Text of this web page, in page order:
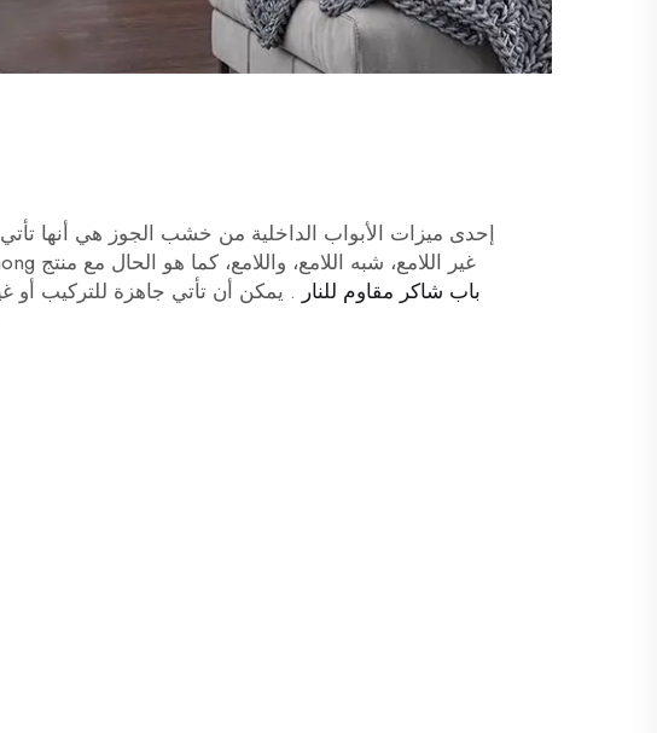
إحدى ميزات الأبواب الداخلية من خشب الجوز هي أنها
غير اللامع، شبه اللامع، واللامع، كما هو الحال مع منتج Xunzhong الذي يسمى
باب شاكر مقاوم للنار . يمكن أن تأتي جاهزة للتركيب أو